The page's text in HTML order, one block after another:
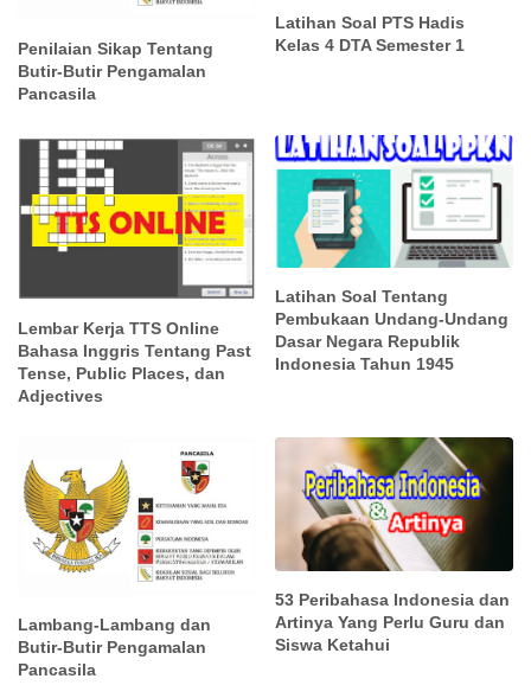
Penilaian Sikap Tentang
Butir-Butir Pengamalan
Pancasila
Latihan Soal PTS Hadis
Kelas 4 DTA Semester 1
Lembar Kerja TTS Online
Bahasa Inggris Tentang Past
Tense, Public Places, dan
Adjectives
Latihan Soal Tentang
Pembukaan Undang-Undang
Dasar Negara Republik
Indonesia Tahun 1945
Lambang-Lambang dan
Butir-Butir Pengamalan
Pancasila
53 Peribahasa Indonesia dan
Artinya Yang Perlu Guru dan
Siswa Ketahui